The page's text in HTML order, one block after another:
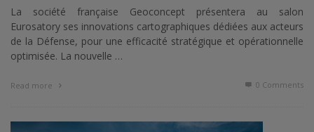
La société française Geoconcept présentera au salon
Eurosatory ses innovations cartographiques dédiées aux acteurs
de la Défense, pour une efficacité stratégique et opérationnelle
optimisée. La nouvelle …
Read more 0 Comments